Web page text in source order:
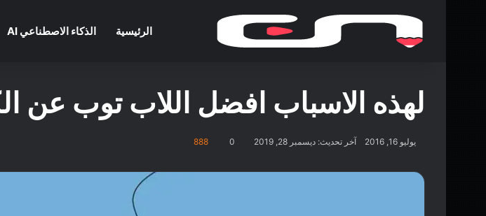
الرئيسية الذكاء الاصطناعي AI
لهذه الاسباب افضل اللاب توب عن
يوليو 16, 2016 آخر تحديث: ديسمبر 28, 2019 0
888